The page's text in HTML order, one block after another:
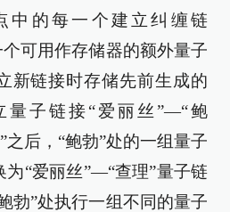
中的每一个建立纠缠链
可用作存储器的额外量子
新链接时存储先前生成的
量子链接“爱丽丝”—“鲍
之后，“鲍勃”处的一组量子
“爱丽丝”—“查理”量子链
勃”处执行一组不同的量子